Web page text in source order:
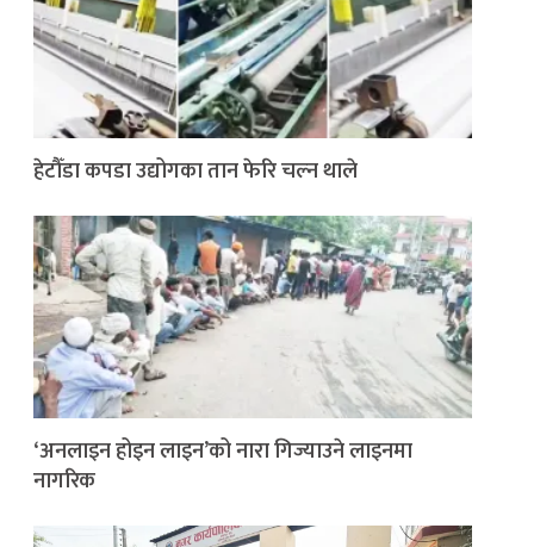
हेटौँडा कपडा उद्योगका तान फेरि चल्न थाले
‘अनलाइन होइन लाइन’को नारा गिज्याउने लाइनमा
नागरिक